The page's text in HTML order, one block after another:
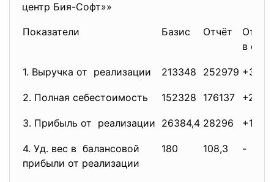
центр Бия-Софт»»
Показатели Базис Отчёт
Откл.
в
1. Выручка от реализации 213348 252979
2. Полная себестоимость 152328 176137
3. Прибыль от реализации 26384,4 28296
4. Уд. вес в балансовой
прибыли от реализации
180 108,3 -